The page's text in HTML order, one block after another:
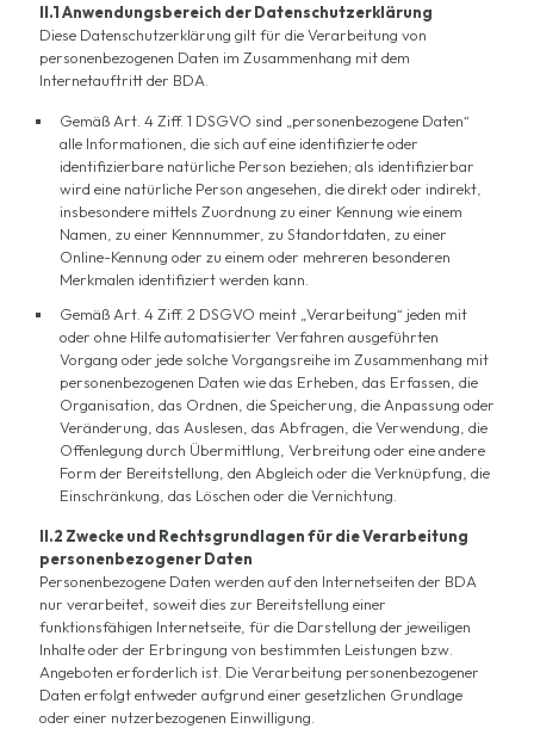
II.1 Anwendungsbereich der Datenschutzerklärung
Diese Datenschutzerklärung gilt für die Verarbeitung von
personenbezogenen Daten im Zusammenhang mit dem
Internetauftritt der BDA.
Gemäß Art. 4 Ziff. 1 DSGVO sind „personenbezogene Daten“
alle Informationen, die sich auf eine identifizierte oder
identifizierbare natürliche Person beziehen; als identifizierbar
wird eine natürliche Person angesehen, die direkt oder indirekt,
insbesondere mittels Zuordnung zu einer Kennung wie einem
Namen, zu einer Kennnummer, zu Standortdaten, zu einer
Online-Kennung oder zu einem oder mehreren besonderen
Merkmalen identifiziert werden kann.
Gemäß Art. 4 Ziff. 2 DSGVO meint „Verarbeitung“ jeden mit
oder ohne Hilfe automatisierter Verfahren ausgeführten
Vorgang oder jede solche Vorgangsreihe im Zusammenhang mit
personenbezogenen Daten wie das Erheben, das Erfassen, die
Organisation, das Ordnen, die Speicherung, die Anpassung oder
Veränderung, das Auslesen, das Abfragen, die Verwendung, die
Offenlegung durch Übermittlung, Verbreitung oder eine andere
Form der Bereitstellung, den Abgleich oder die Verknüpfung, die
Einschränkung, das Löschen oder die Vernichtung.
II.2 Zwecke und Rechtsgrundlagen für die Verarbeitung
personenbezogener Daten
Personenbezogene Daten werden auf den Internetseiten der BDA
nur verarbeitet, soweit dies zur Bereitstellung einer
funktionsfähigen Internetseite, für die Darstellung der jeweiligen
Inhalte oder der Erbringung von bestimmten Leistungen bzw.
Angeboten erforderlich ist. Die Verarbeitung personenbezogener
Daten erfolgt entweder aufgrund einer gesetzlichen Grundlage
oder einer nutzerbezogenen Einwilligung.